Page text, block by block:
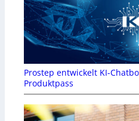
Prostep entwickelt KI-
Produktpass